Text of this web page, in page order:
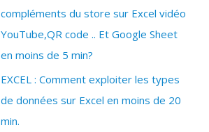
compléments du store sur Excel vidéo
YouTube,QR code .. Et Google Sheet
en moins de 5 min?
EXCEL : Comment exploiter les types
de données sur Excel en moins de 20
min.